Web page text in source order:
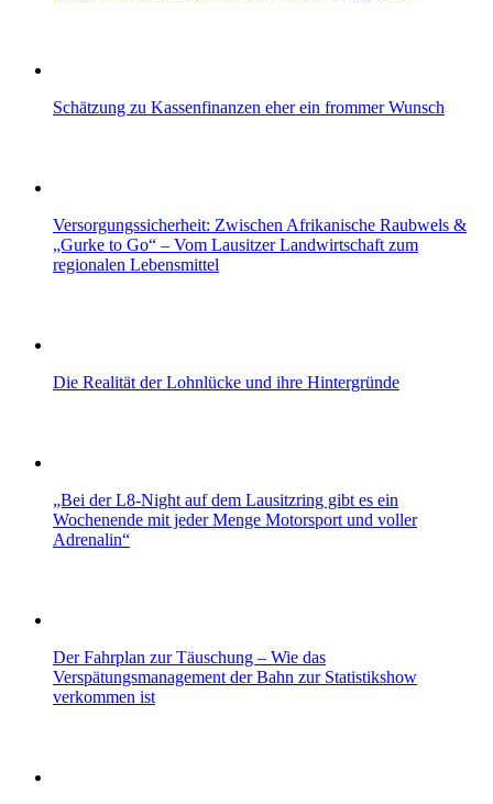
Schätzung zu Kassenfinanzen eher ein frommer Wunsch
Versorgungssicherheit: Zwischen Afrikanische Raubwels &
„Gurke to Go“ – Vom Lausitzer Landwirtschaft zum
regionalen Lebensmittel
Die Realität der Lohnlücke und ihre Hintergründe
„Bei der L8-Night auf dem Lausitzring gibt es ein
Wochenende mit jeder Menge Motorsport und voller
Adrenalin“
Der Fahrplan zur Täuschung – Wie das
Verspätungsmanagement der Bahn zur Statistikshow
verkommen ist